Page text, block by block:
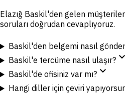
Elazığ Baskil'den gelen
soruları doğrudan cevaplıyoruz.
Baskil'den belgemi nasıl
Baskil'e tercüme nasıl ulaşır?expand_more
Baskil'de ofisiniz var mı?expand_more
Hangi diller için çeviri